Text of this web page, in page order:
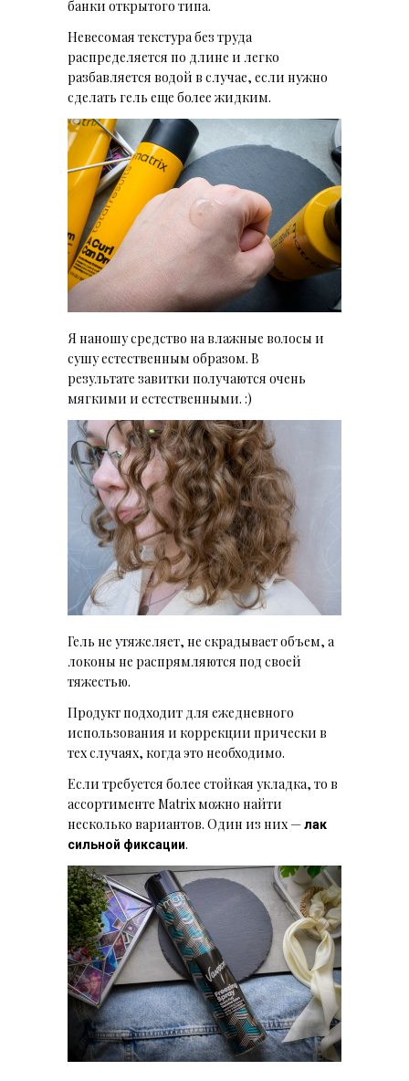
банки открытого типа.
Невесомая текстура без труда
распределяется по длине и легко
разбавляется водой в случае, если нужно
сделать гель еще более жидким.
Я наношу средство на влажные волосы и
сушу естественным образом. В
результате завитки получаются очень
мягкими и естественными. :)
Гель не утяжеляет, не скрадывает объем, а
локоны не распрямляются под своей
тяжестью.
Продукт подходит для ежедневного
использования и коррекции прически в
тех случаях, когда это необходимо.
Если требуется более стойкая укладка, то в
ассортименте Matrix можно найти
несколько вариантов. Один из них —лак
сильной фиксации.